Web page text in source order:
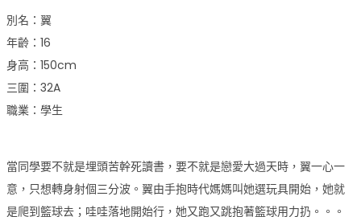
別名：翼
年齡：16
身高：150cm
三圍：32A
職業：學生
當同學要不就是埋頭苦幹死讀書，要不就是戀愛大過天時，翼一心一
意，只想轉身射個三分波。翼由手抱時代媽媽叫她選玩具開始，她就
是爬到籃球去；哇哇落地開始行，她又跑又跳抱著籃球用力扔。。。